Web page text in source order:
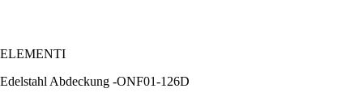
ELEMENTI
Edelstahl Abdeckung -ONF01-126D